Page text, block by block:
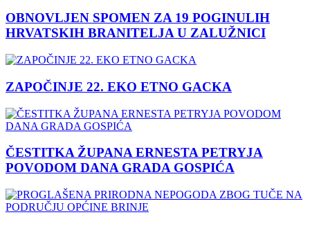
OBNOVLJEN SPOMEN ZA 19 POGINULIH
HRVATSKIH BRANITELJA U ZALUŽNICI
ZAPOČINJE 22. EKO ETNO GACKA
ČESTITKA ŽUPANA ERNESTA PETRYJA
POVODOM DANA GRADA GOSPIĆA